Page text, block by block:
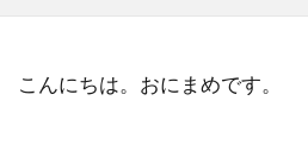
こんにちは。おにまめです。